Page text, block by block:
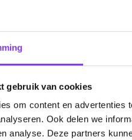
gebruik van cookies
om content en
Ook delen we
analyse. Deze partners